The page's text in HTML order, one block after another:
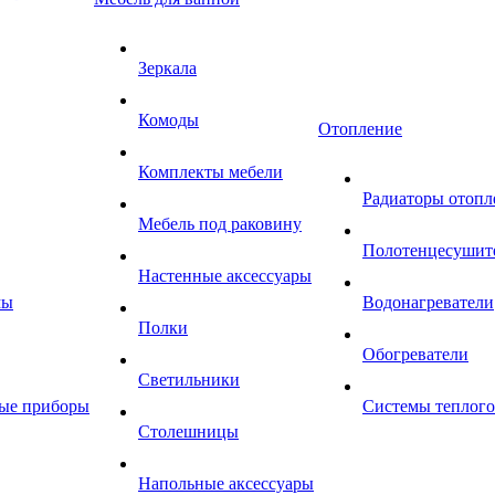
приборы
Зеркала
Комоды
Комплекты мебели
Мебель под раковину
Настенные аксессуары
Полки
Светильники
Столешницы
Напольные аксессуары
Отопление
Радиаторы
Водонагреватели
Обогреватели
Системы